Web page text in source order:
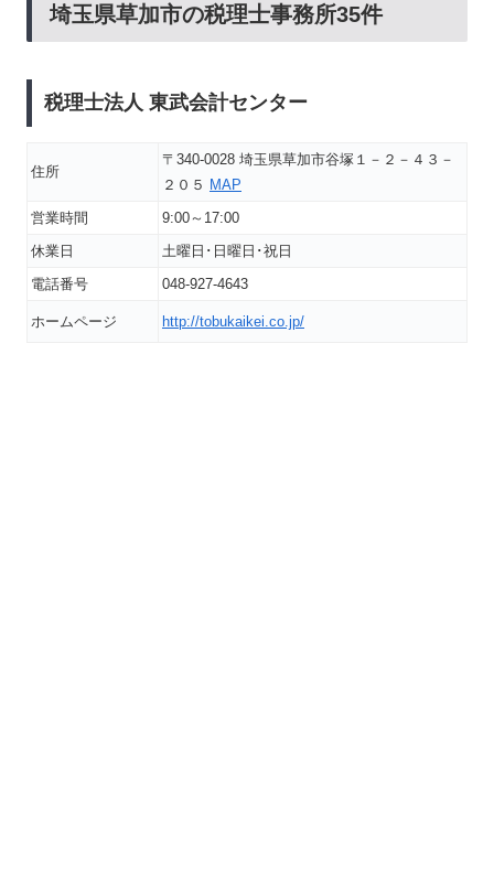
埼玉県草加市の税理士事務所35件
税理士法人 東武会計センター
住所
〒340-0028 埼玉県草加市谷塚１－２－４３－
２０５ MAP
営業時間
9:00～17:00
休業日
土曜日･日曜日･祝日
電話番号
048-927-4643
ホームページ http://tobukaikei.co.jp/